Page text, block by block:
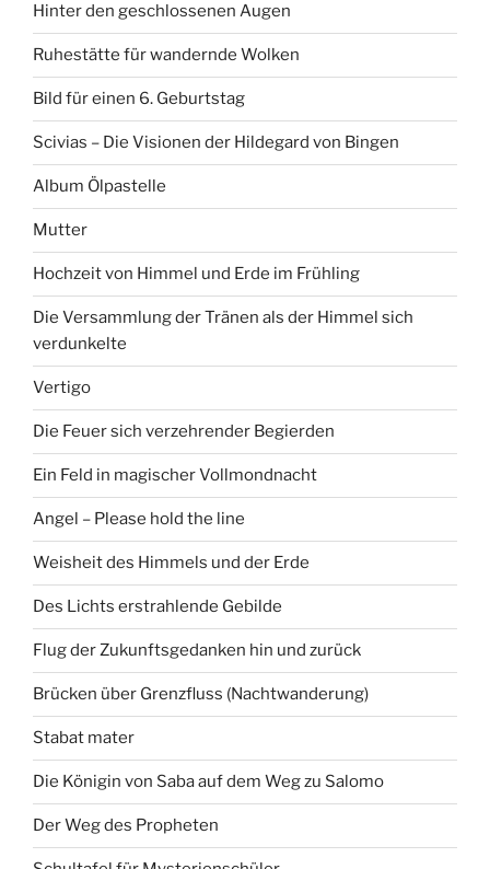
Hinter den geschlossenen Augen
Ruhestätte für wandernde Wolken
Bild für einen 6. Geburtstag
Scivias – Die Visionen der Hildegard von Bingen
Album Ölpastelle
Mutter
Hochzeit von Himmel und Erde im Frühling
Die Versammlung der Tränen als der Himmel sich
verdunkelte
Vertigo
Die Feuer sich verzehrender Begierden
Ein Feld in magischer Vollmondnacht
Angel – Please hold the line
Weisheit des Himmels und der Erde
Des Lichts erstrahlende Gebilde
Flug der Zukunftsgedanken hin und zurück
Brücken über Grenzfluss (Nachtwanderung)
Stabat mater
Die Königin von Saba auf dem Weg zu Salomo
Der Weg des Propheten